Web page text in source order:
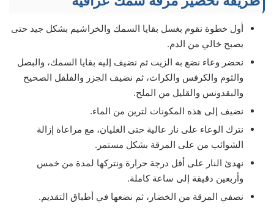
أول خطوة نقوم بغسل بقايا السمك والخراشيم بشكل جيد حتى
يصبح خالي من الدم.
نحضر وعاء نضع به الزيت ثم نضيف إليه بقايا السمك، والبصل
والثوم والكرفس والكراث، ثم نضيف الجزر والفلفل الصحيح
والبقدونس والقليل من الملح.
نضيف إلى هذه المكونات لترين من الماء.
نترك الوعاء على نار عالية حتى الغليان، مع مراعاة إزالة
الشوائب من على المرقة بشكل مستمر.
نهدئ النار على أقل درجة حرارة ونتركها لمدة من خمس
وأربعين دقيقة إلى ساعة كاملة.
نصفي المرقة من الخضار، ثم نضعها في أطباق التقديم.